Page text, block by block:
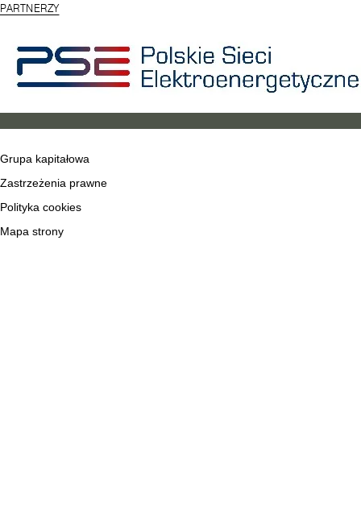
PARTNERZY
Grupa kapitałowa
Zastrzeżenia prawne
Polityka cookies
Mapa strony